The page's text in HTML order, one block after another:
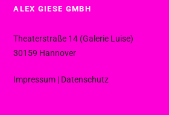
ALEX GIESE GMBH
Theaterstraße 14 (Galerie Luise)
30159 Hannover
Impressum | Datenschutz